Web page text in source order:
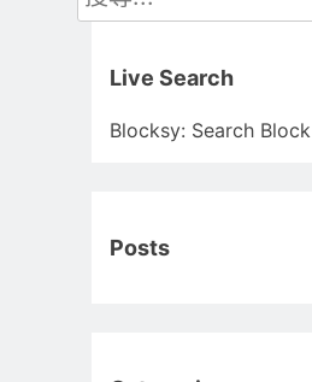
尋
Live Search
Blocksy: Search Block
Posts